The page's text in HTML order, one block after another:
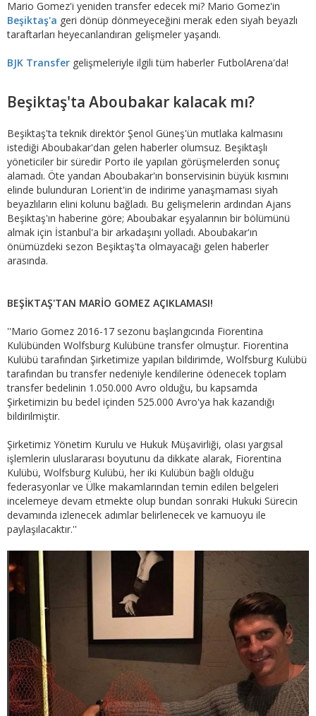
Mario Gomez'i yeniden transfer edecek mi? Mario Gomez'in
Beşiktaş'a geri dönüp dönmeyeceğini merak eden siyah beyazlı
taraftarları heyecanlandıran gelişmeler yaşandı.
BJK Transfer gelişmeleriyle ilgili tüm haberler FutbolArena'da!
Beşiktaş'ta Aboubakar kalacak mı?
Beşiktaş'ta teknik direktör Şenol Güneş'ün mutlaka kalmasını
istediği Aboubakar'dan gelen haberler olumsuz. Beşiktaşlı
yöneticiler bir süredir Porto ile yapılan görüşmelerden sonuç
alamadı. Öte yandan Aboubakar'ın bonservisinin büyük kısmını
elinde bulunduran Lorient'in de indirime yanaşmaması siyah
beyazlıların elini kolunu bağladı. Bu gelişmelerin ardından Ajans
Beşiktaş'ın haberine göre; Aboubakar eşyalarının bir bölümünü
almak için İstanbul'a bir arkadaşını yolladı. Aboubakar'ın
önümüzdeki sezon Beşiktaş'ta olmayacağı gelen haberler
arasında.
BEŞİKTAŞ'TAN MARİO GOMEZ AÇIKLAMASI!
''Mario Gomez 2016-17 sezonu başlangıcında Fiorentina
Kulübünden Wolfsburg Kulübüne transfer olmuştur. Fiorentina
Kulübü tarafından Şirketimize yapılan bildirimde, Wolfsburg Kulübü
tarafından bu transfer nedeniyle kendilerine ödenecek toplam
transfer bedelinin 1.050.000 Avro olduğu, bu kapsamda
Şirketimizin bu bedel içinden 525.000 Avro'ya hak kazandığı
bildirilmiştir.
Şirketimiz Yönetim Kurulu ve Hukuk Müşavirliği, olası yargısal
işlemlerin uluslararası boyutunu da dikkate alarak, Fiorentina
Kulübü, Wolfsburg Kulübü, her iki Kulübün bağlı olduğu
federasyonlar ve Ülke makamlarından temin edilen belgeleri
incelemeye devam etmekte olup bundan sonraki Hukuki Sürecin
devamında izlenecek adımlar belirlenecek ve kamuoyu ile
paylaşılacaktır.''